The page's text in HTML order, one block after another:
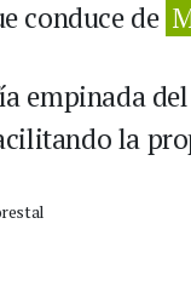
conduce de
empinada
la